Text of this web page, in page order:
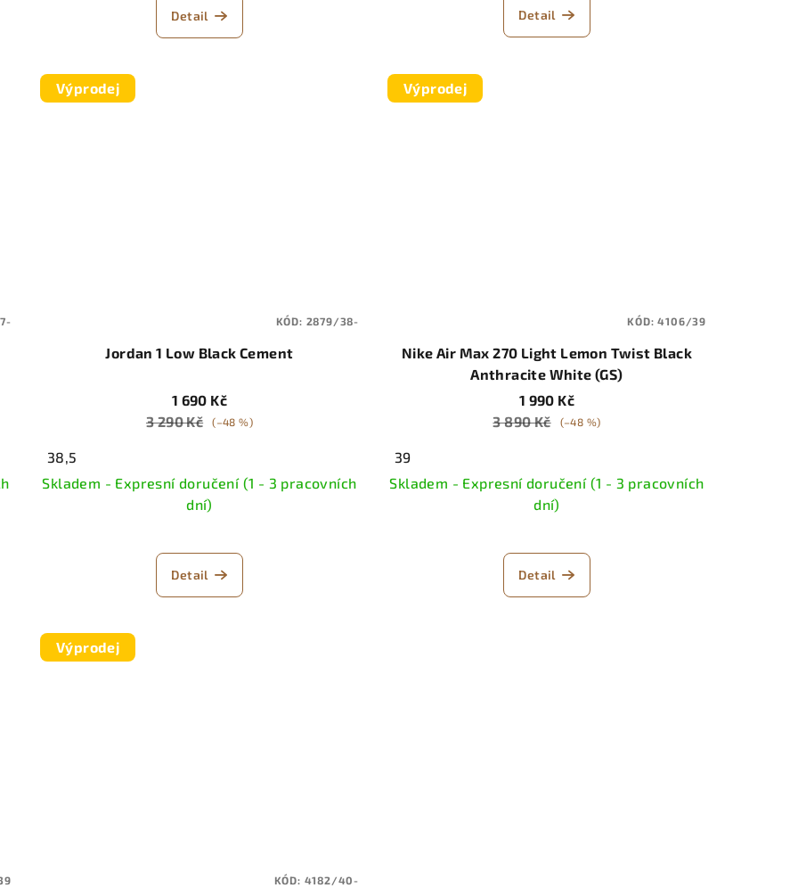
Detail Detail
Výprodej
Jordan 1 Low Black Cement
1 690 Kč
3 290 Kč
(–48 %)
38,5
Skladem - Expresní doručení (1 - 3 pracovních
dní)
Detail
KÓD: 2879/38-
Výprodej
Nike Air Max 270 Light Lemon Twist Black
Anthracite White (GS)
1 990 Kč
3 890 Kč
(–48 %)
39
Skladem - Expresní doručení (1 - 3 pracovních
dní)
Detail
KÓD:4106/39
Výprodej
KÓD: 4182/40-